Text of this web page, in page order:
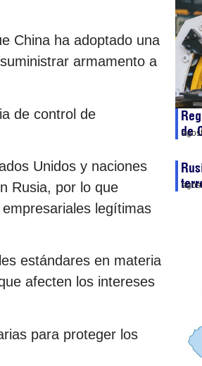
China ha adoptado una
armamento a
de control de
Unidos y naciones
Rusia, por lo que
legítimas
estándares en materia
afecten los intereses
para proteger los
de